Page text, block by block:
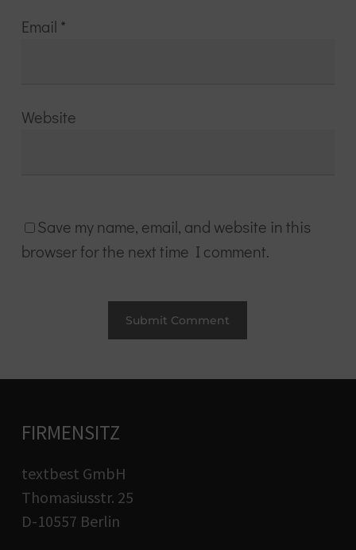
Email *
Website
Save my name, email, and website in this
browser for the next time I comment.
FIRMENSITZ
textbest GmbH
Thomasiusstr. 25
D-10557 Berlin